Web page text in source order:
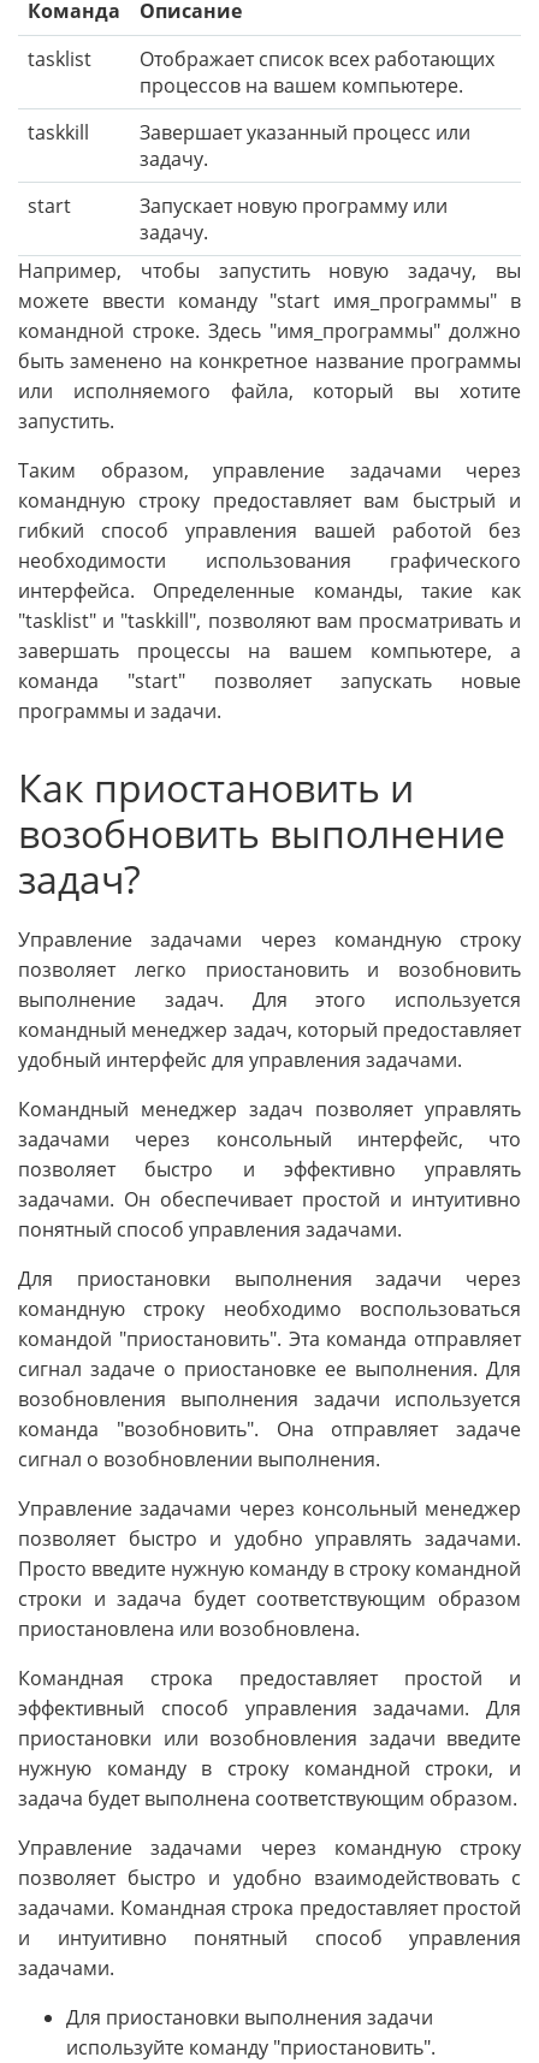
Команда
Описание
tasklist
Отображает список всех работающих
процессов на вашем компьютере.
taskkill
Завершает указанный процесс или
задачу.
start
Запускает новую программу или
задачу.
Например, чтобы запустить новую задачу, вы
можете ввести команду "start имя_программы" в
командной строке. Здесь "имя_программы" должно
быть заменено на конкретное название программы
или исполняемого файла, который вы хотите
запустить.
Таким образом, управление задачами через
командную строку предоставляет вам быстрый и
гибкий способ управления вашей работой без
необходимости использования графического
интерфейса. Определенные команды, такие как
"tasklist" и "taskkill", позволяют вам просматривать и
завершать процессы на вашем компьютере, а
команда "start" позволяет запускать новые
программы и задачи.
Как приостановить и
возобновить выполнение
задач?
Управление задачами через командную строку
позволяет легко приостановить и возобновить
выполнение задач. Для этого используется
командный менеджер задач, который предоставляет
удобный интерфейс для управления задачами.
Командный менеджер задач позволяет управлять
задачами через консольный интерфейс, что
позволяет быстро и эффективно управлять
задачами. Он обеспечивает простой и интуитивно
понятный способ управления задачами.
Для приостановки выполнения задачи через
командную строку необходимо воспользоваться
командой "приостановить". Эта команда отправляет
сигнал задаче о приостановке ее выполнения. Для
возобновления выполнения задачи используется
команда "возобновить". Она отправляет задаче
сигнал о возобновлении выполнения.
Управление задачами через консольный менеджер
позволяет быстро и удобно управлять задачами.
Просто введите нужную команду в строку командной
строки и задача будет соответствующим образом
приостановлена или возобновлена.
Командная строка предоставляет простой и
эффективный способ управления задачами. Для
приостановки или возобновления задачи введите
нужную команду в строку командной строки, и
задача будет выполнена соответствующим образом.
Управление задачами через командную строку
позволяет быстро и удобно взаимодействовать с
задачами. Командная строка предоставляет простой
и интуитивно понятный способ управления
задачами.
Для приостановки выполнения задачи
используйте команду "приостановить".